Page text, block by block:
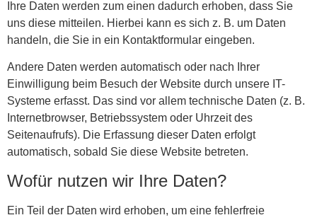
Ihre Daten werden zum einen dadurch erhoben, dass Sie
uns diese mitteilen. Hierbei kann es sich z. B. um Daten
handeln, die Sie in ein Kontaktformular eingeben.
Andere Daten werden automatisch oder nach Ihrer
Einwilligung beim Besuch der Website durch unsere IT-
Systeme erfasst. Das sind vor allem technische Daten (z. B.
Internetbrowser, Betriebssystem oder Uhrzeit des
Seitenaufrufs). Die Erfassung dieser Daten erfolgt
automatisch, sobald Sie diese Website betreten.
Wofür nutzen wir Ihre Daten?
Ein Teil der Daten wird erhoben, um eine fehlerfreie